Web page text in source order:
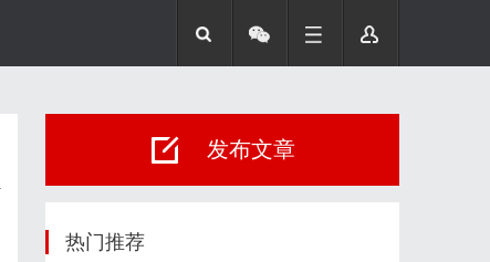
发布文章
热门推荐